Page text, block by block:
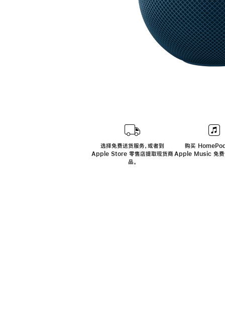
选择免费送货服务，或者到
Apple Store 零售店提取现货商
品。
购买
Apple Music 免费